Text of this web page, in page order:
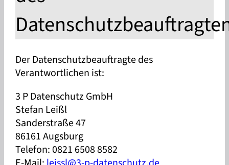
Der Datenschutzbeauftragte des
Verantwortlichen ist:
3 P Datenschutz GmbH
Stefan Leißl
Sanderstraße 47
86161 Augsburg
Telefon: 0821 6508 8582